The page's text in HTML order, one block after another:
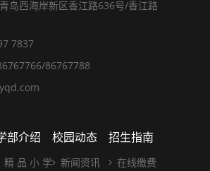
岛西海岸新区香江路636号/香江路
7837
86767788
部介绍
精 品 小 学
校园动态
新闻资讯
招生指南
在线缴费